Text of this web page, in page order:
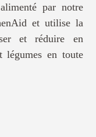
par notre
et utilise la
et réduire en
légumes en toute